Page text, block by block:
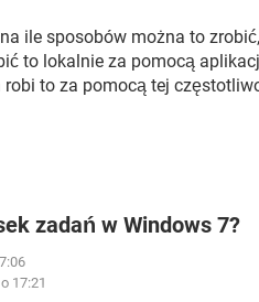
ile sposobów można to
to lokalnie za pomocą
to za pomocą tej
zadań w Windows 7?
17:21